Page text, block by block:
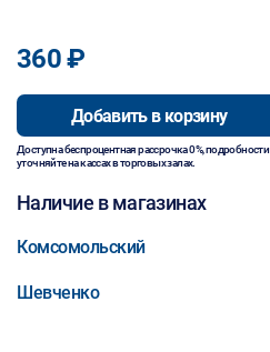
360 ₽
Добавить в корзину
Доступна беспроцентная рассрочка 0%, подробности
уточняйте на кассах в торговых залах.
Наличие в магазинах
Комсомольский
Шевченко